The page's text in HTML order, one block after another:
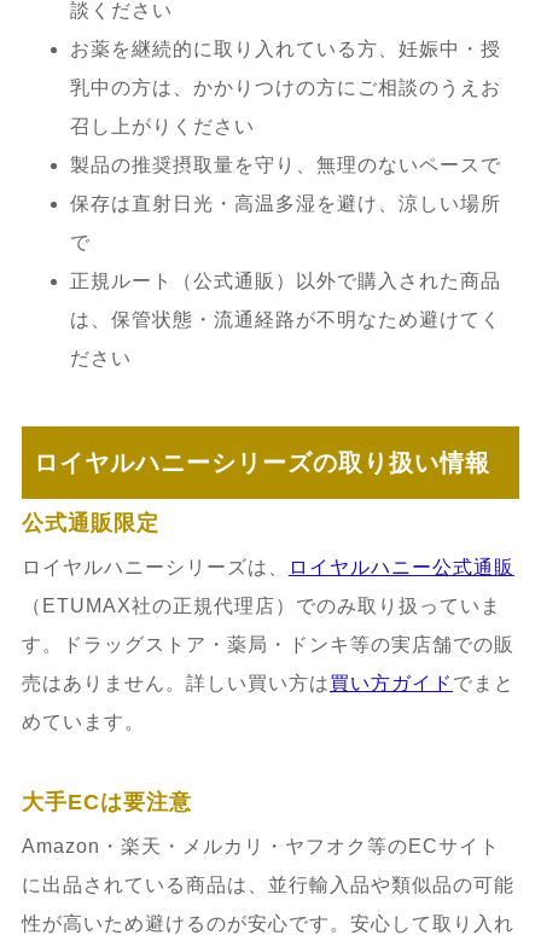
談ください
お薬を継続的に取り入れている方、妊娠中・授
乳中の方は、かかりつけの方にご相談のうえお
召し上がりください
製品の推奨摂取量を守り、無理のないペースで
保存は直射日光・高温多湿を避け、涼しい場所
で
正規ルート（公式通販）以外で購入された商品
は、保管状態・流通経路が不明なため避けてく
ださい
ロイヤルハニーシリーズの取り扱い情報
公式通販限定
ロイヤルハニーシリーズは、
ロイヤルハニー公式通販
（ETUMAX社の正規代理店）でのみ取り扱っていま
す。ドラッグストア・薬局・ドンキ等の実店舗での販
売はありません。詳しい買い方は買い方ガイド でまと
めています。
大手ECは要注意
Amazon・楽天・メルカリ・ヤフオク等のECサイト
に出品されている商品は、並行輸入品や類似品の可能
性が高いため避けるのが安心です。安心して取り入れ